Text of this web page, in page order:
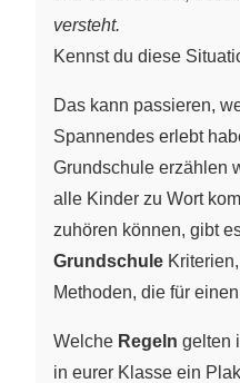
versteht.
Kennst du diese
Das kann passieren,
Spannendes erlebt
Grundschule erzählen
alle Kinder zu Wort
zuhören können, gibt
Grundschule
Methoden, die für
Welche Regeln gelten
in eurer Klasse ein